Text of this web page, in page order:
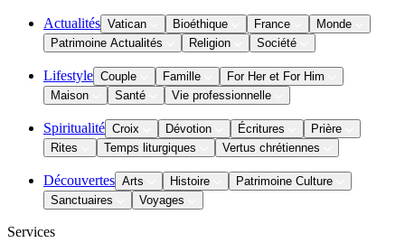
Actualités Vatican Bioéthique France
Monde
Patrimoine Actualités
Religion Société
Lifestyle Couple Famille
For Her et For Him
Maison
Santé Vie professionnelle
Spiritualité Croix Dévotion Écritures
Prière
Rites
Temps liturgiques Vertus chrétiennes
Découvertes Arts Histoire
Patrimoine Culture
Sanctuaires
Voyages
Services